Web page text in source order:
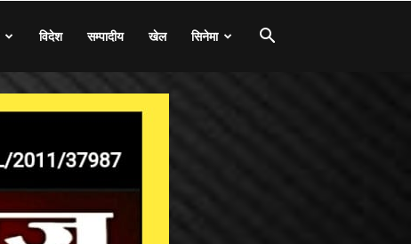
विदेश सम्पादीय खेल सिनेमा